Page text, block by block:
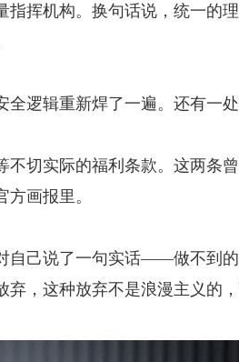
挥机构。换句话说，统一的
逻辑重新焊了一遍。还有一处
不切实际的福利条款。这两条
画报里。
自己说了一句实话——做不到
，这种放弃不是浪漫主义的